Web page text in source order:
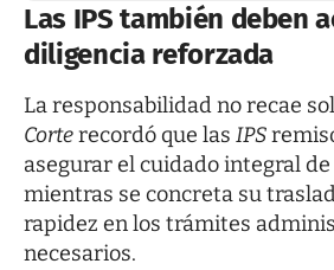
Las IPS también deben
diligencia reforzada
La responsabilidad no recae
Corterecordó que las IPS
asegurar el cuidado integral
mientras se concreta su
rapidez en los trámites
necesarios.